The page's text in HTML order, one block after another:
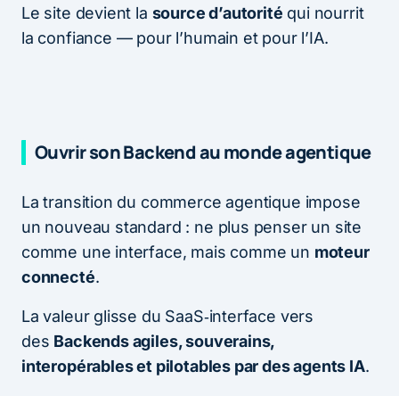
Le site devient la source d’autorité qui nourrit
la confiance — pour l’humain et pour l’IA.
Ouvrir son Backend au monde agentique
La transition du commerce agentique impose
un nouveau standard : ne plus penser un site
comme une interface, mais comme un moteur
connecté.
La valeur glisse du SaaS‑interface vers
des Backends agiles, souverains,
interopérables et pilotables par des agents IA.